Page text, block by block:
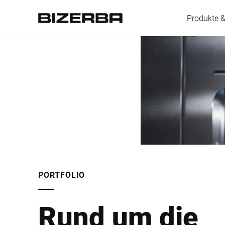
Produkte
PORTFOLIO
Rund um die